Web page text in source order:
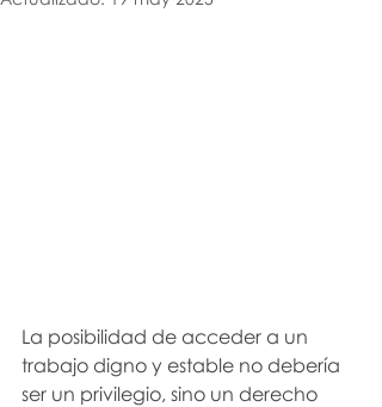
La posibilidad de acceder a un
trabajo digno y estable no debería
ser un privilegio, sino un derecho